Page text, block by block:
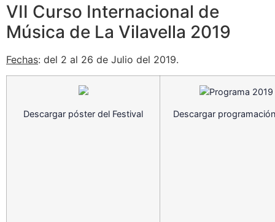
VII Curso Internacional de
Música de La Vilavella 2019
Fechas: del 2 al 26 de Julio del 2019.
Descargar póster del Festival Descargar